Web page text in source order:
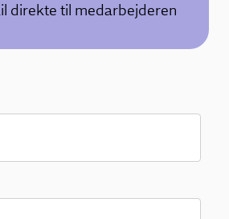
direkte til medarbejderen